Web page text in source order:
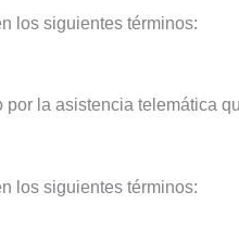
los siguientes términos:
la asistencia telemática
los siguientes términos: